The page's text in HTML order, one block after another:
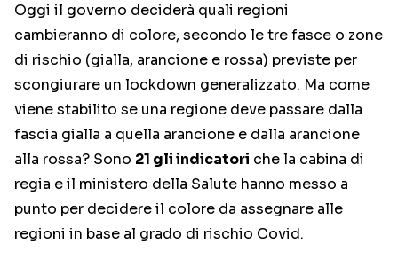
Oggi il governo deciderà quali regioni
cambieranno di colore, secondo le tre fasce o zone
di rischio (gialla, arancione e rossa) previste per
scongiurare un lockdown generalizzato. Ma come
viene stabilito se una regione deve passare dalla
fascia gialla a quella arancione e dalla arancione
alla rossa? Sono 21 gli indicatori che la cabina di
regia e il ministero della Salute hanno messo a
punto per decidere il colore da assegnare alle
regioni in base al grado di rischio Covid.